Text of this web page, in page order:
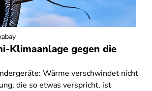
Klimaanlage gegen die
Wärme verschwindet nicht
die so etwas verspricht, ist